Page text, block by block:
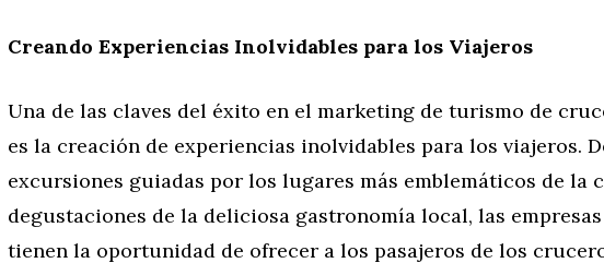
Creando Experiencias Inolvidables para los Viajeros
Una de las claves del éxito en el marketing de turismo de
es la creación de experiencias inolvidables para los viajeros.
excursiones guiadas por los lugares más emblemáticos de la
degustaciones de la deliciosa gastronomía local, las
tienen la oportunidad de ofrecer a los pasajeros de los